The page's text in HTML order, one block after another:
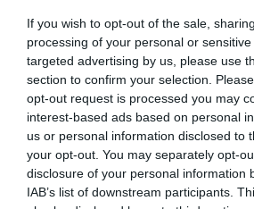
If you wish to opt-out of the sale,
processing of your personal or
targeted advertising by us, please use
section to confirm your selection.
opt-out request is processed you may
interest-based ads based on personal
us or personal information disclosed to
your opt-out. You may separately opt-
disclosure of your personal information
IAB’s list of downstream participants.
PUBLICERAD 22 NOVEMBER 2019 - AV
Israelisk insider:JeffreyEpstein
Maxwell arbetade för Mossad
VÄRLDENI en intervju avslöjar Ari
fd israelisk agent, som påstås ha
Mossad-tillgången Robert Maxwell,